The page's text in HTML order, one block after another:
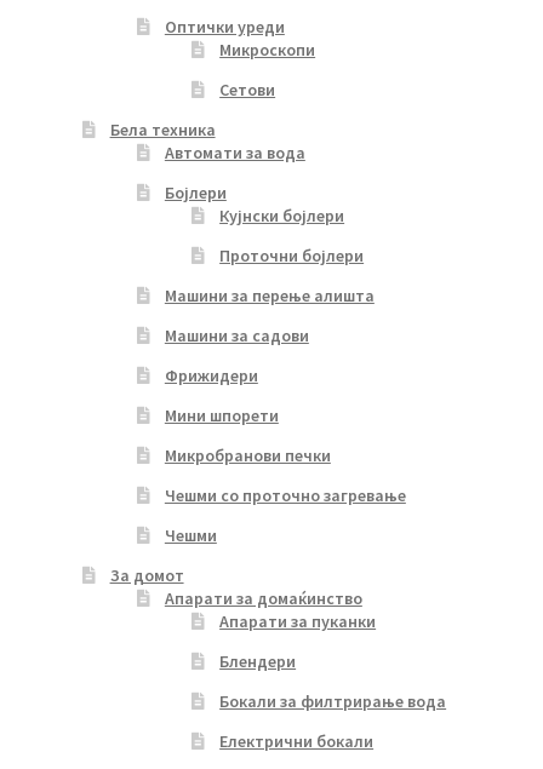
Оптички уреди
Микроскопи
Сетови
Бела техника
Автомати за вода
Бојлери
Кујнски бојлери
Проточни бојлери
Машини за перење алишта
Машини за садови
Фрижидери
Мини шпорети
Микробранови печки
Чешми со проточно загревање
Чешми
За домот
Апарати за домаќинство
Апарати за пуканки
Блендери
Бокали за филтрирање вода
Електрични бокали